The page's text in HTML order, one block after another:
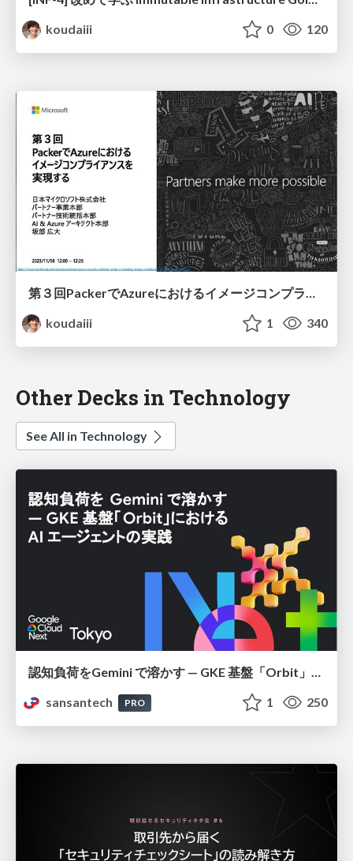
koudaiii
0 120
第３回 PackerでAzureにおける イメージコンプライアンスを実現する / HCP Packer + GitHub Actions on Azure
koudaiii
1 340
Other Decks in Technology
See All in Technology
sansantech
PRO 1 250